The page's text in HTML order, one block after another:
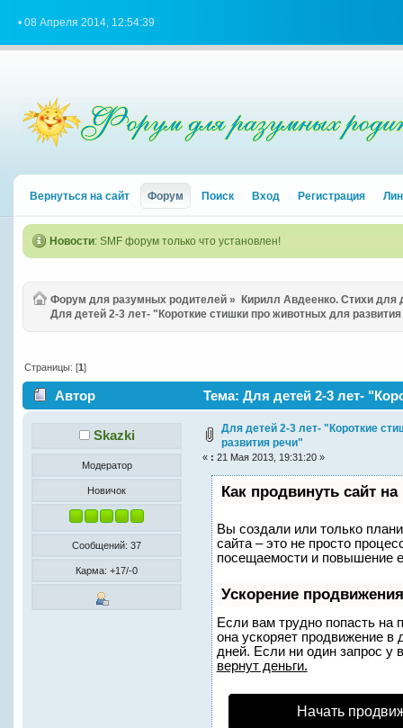
• 08 Апреля 2014, 12:54:39
Вернуться на сайт Форум Поиск Вход Регистрация
Новости: SMF форум только что установлен!
Форум для разумных родителей »
Кирилл Авдеенко. Стихи для
Для детей 2-3 лет- "Короткие стишки про животных для
Страницы: [1]
Автор
Тема: Для детей 2-3 лет-
Skazki
Модератор
Новичок
Сообщений: 37
Карма: +17/-0
Для детей 2-3 лет- "Короткие
развития речи"
« : 21 Мая 2013, 19:31:20 »
Как продвинуть сайт
Вы создали или только
сайта – это не просто
посещаемости и повышение
Ускорение продвижения
Если вам трудно попасть на
она ускоряет продвижение в
дней. Если ни один запрос у
вернут деньги.
Начать